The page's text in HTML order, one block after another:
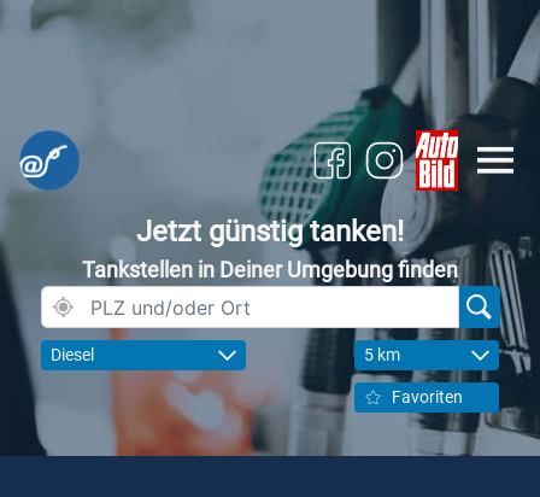
Jetzt günstig tanken!
Tankstellen in Deiner Umgebung finden
Diesel 5 km
Favoriten